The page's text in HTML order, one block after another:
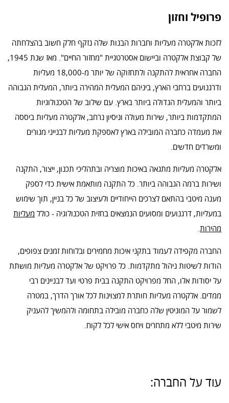
פרופיל וחזון
לזכות אלקטרה מעליות וחברות הבנות שלה נזקף חלק חשוב בהצלחתה
של קבוצת אלקטרה וביישום אסטרטגיית "מחזור החיים". מאז שנת 1945,
החברה אחראית להתקנה ולתחזוקה של יותר מ-18,000 מעליות
ודרגנועים ברחבי הארץ, ביניהם המעלית המהירה ביותר, המעלית הגבוהה
ביותר והמעלית הגדולה ביותר בארץ. עם שילוב של הטכנולוגיות
המתקדמות ביותר, שירות מעולה וניסיון נרחב, אלקטרה מעליות ביססה
את מעמדה כחברה המובילה בארץ לאספקת מעליות לבנייני מגורים
ומשרדים חדשים.
אלקטרה מעליות מתגאה באיכות מוצריה ובתהליכי תכנון, ייצור, התקנה
ושירות ברמה הגבוהה ביותר. כל התקנה מותאמת אישית כדי לספק
מענה מיטבי בהתאם לצרכים הייחודיים ולעיצוב של כל בניין, תוך שימוש
במעליות, דרגנועים ומסועים הנמצאים בחזית הטכנולוגיה - כולל מעליות
מהירות.
החברה מקפידה לעמוד בתקני איכות מחמירים ובלוחות זמנים צפופים,
הודות לשיטות ניהול מתקדמות. כל פרויקט של אלקטרה מעליות מושתת
על יסודות אלו, החל מפרויקט התקנה בבית פרטי ועד לבניינים רבי
ממדים. אלקטרה מעליות חותרת למצוינות לכל אורך הדרך, במטרה
לשמור על המוניטין שלה כחברה מובילה בתחומה ולהמשיך להעניק
שירות מיטבי ללא מתחרים ויחס אישי לכל לקוח.
עוד על החברה: